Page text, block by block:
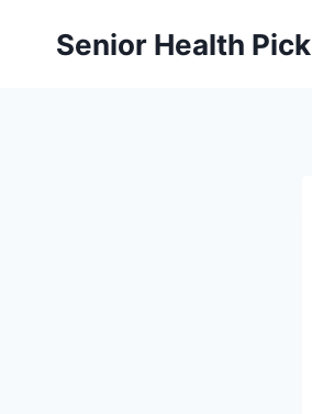
Senior Health Pick